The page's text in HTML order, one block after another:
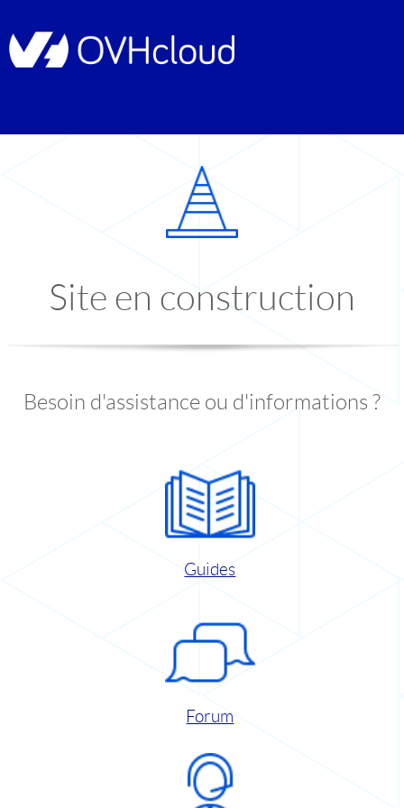
Site en construction
Besoin d'assistance ou d'informations ?
Guides
Forum